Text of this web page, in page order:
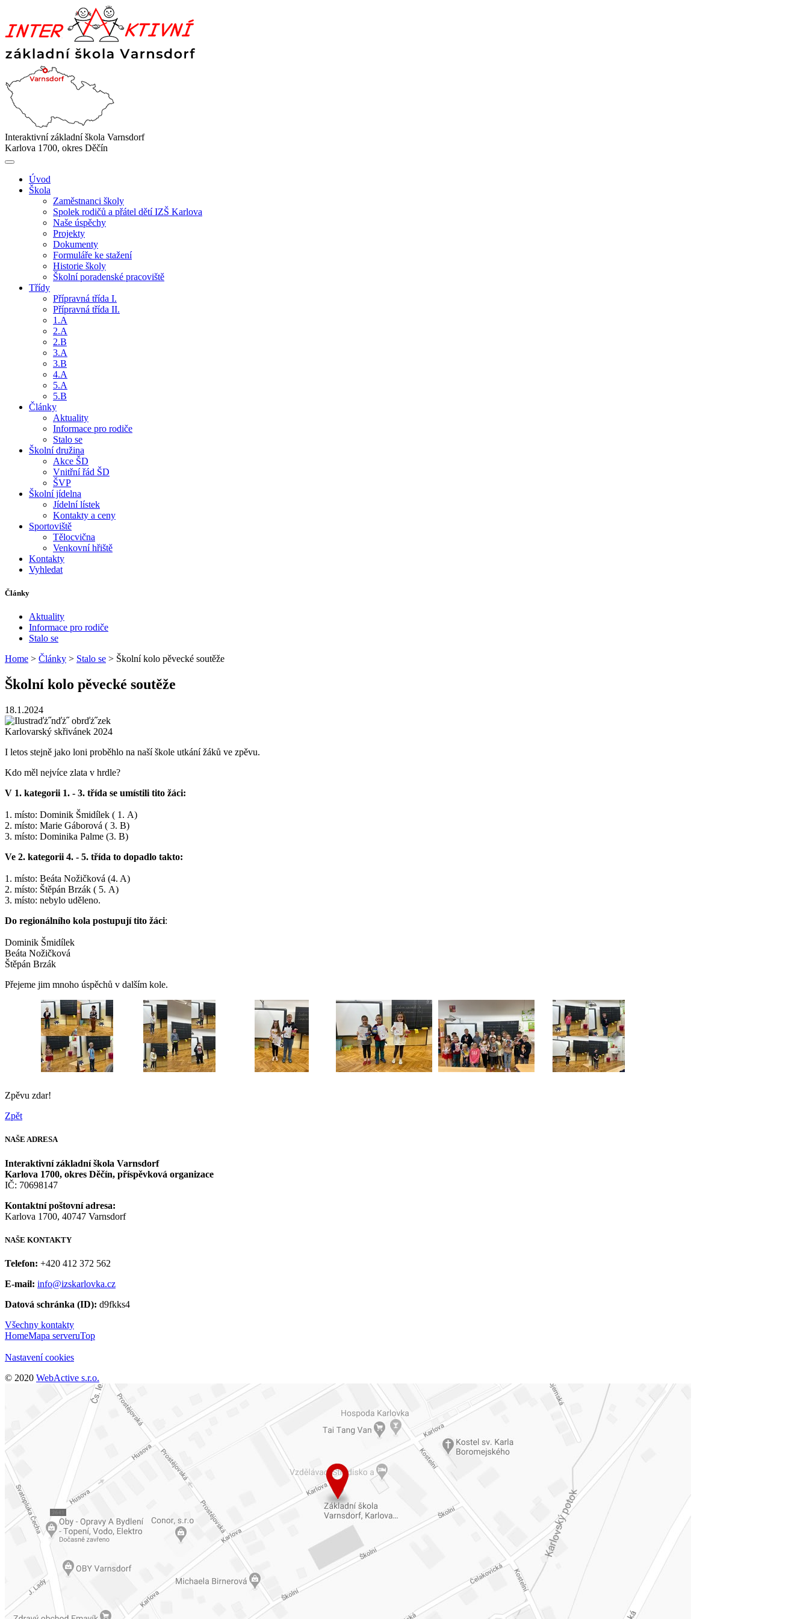
Interaktivní základní škola Varnsdorf
Karlova 1700, okres Děčín
Úvod
Škola
Zaměstnanci školy
Spolek rodičů a přátel dětí IZŠ Karlova
Naše úspěchy
Projekty
Dokumenty
Formuláře ke stažení
Historie školy
Školní poradenské pracoviště
Třídy
Přípravná třída I.
Přípravná třída II.
1.A
2.A
2.B
3.A
3.B
4.A
5.A
5.B
Články
Aktuality
Informace pro rodiče
Stalo se
Školní družina
Akce ŠD
Vnitřní řád ŠD
ŠVP
Školní jídelna
Jídelní lístek
Kontakty a ceny
Sportoviště
Tělocvična
Venkovní hřiště
Kontakty
Vyhledat
Články
Aktuality
Informace pro rodiče
Stalo se
Home > Články > Stalo se > Školní kolo pěvecké soutěže
Školní kolo pěvecké soutěže
18.1.2024
Karlovarský skřivánek 2024
I letos stejně jako loni proběhlo na naší škole utkání žáků ve zpěvu.
Kdo měl nejvíce zlata v hrdle?
V 1. kategorii 1. - 3. třída se umístili tito žáci:
1. místo: Dominik Šmidílek ( 1. A)
2. místo: Marie Gáborová ( 3. B)
3. místo: Dominika Palme (3. B)
Ve 2. kategorii 4. - 5. třída to dopadlo takto:
1. místo: Beáta Nožičková (4. A)
2. místo: Štěpán Brzák ( 5. A)
3. místo: nebylo uděleno.
Do regionálního kola postupují tito žáci:
Dominik Šmidílek
Beáta Nožičková
Štěpán Brzák
Přejeme jim mnoho úspěchů v dalším kole.
Zpěvu zdar!
Zpět
NAŠE ADRESA
Interaktivní základní škola Varnsdorf
Karlova 1700, okres Děčín, příspěvková organizace
IČ: 70698147
Kontaktní poštovní adresa:
Karlova 1700, 40747 Varnsdorf
NAŠE KONTAKTY
Telefon: +420 412 372 562
E-mail: info@izskarlovka.cz
Datová schránka (ID): d9fkks4
Všechny kontakty
HomeMapa serveruTop
Nastavení cookies
© 2020 WebActive s.r.o.